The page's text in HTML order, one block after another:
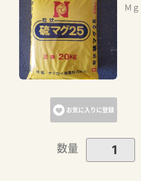
お気に入りに登録
Ｍ
数量